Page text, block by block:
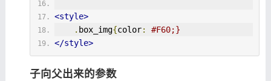
<style>
. box_img{color:
#F60;}
</style>
子向父出来的参数